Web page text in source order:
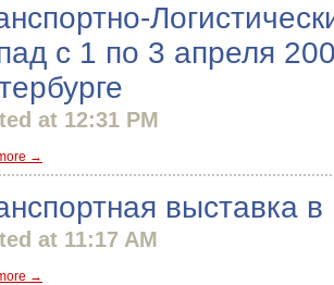
с 1 по 3 апреля
at 12:31 PM
→
выставка
at 11:17 AM
→